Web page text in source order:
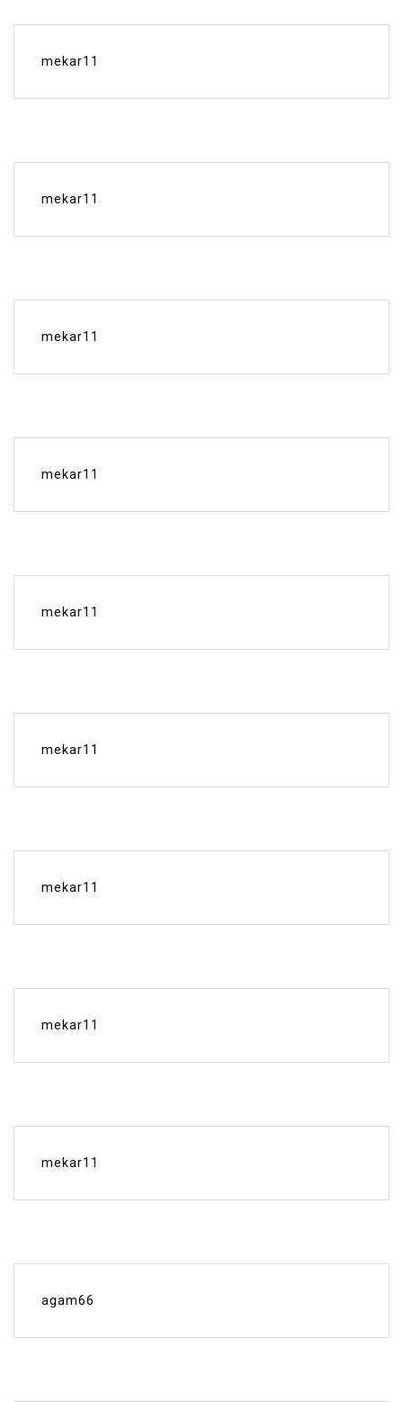
mekar11
mekar11
mekar11
mekar11
mekar11
mekar11
mekar11
mekar11
mekar11
agam66